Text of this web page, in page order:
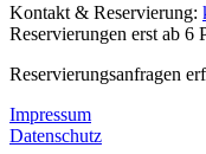
Kontakt & Reservierung:
Reservierungen erst ab 6
Reservierungsanfragen
Impressum
Datenschutz